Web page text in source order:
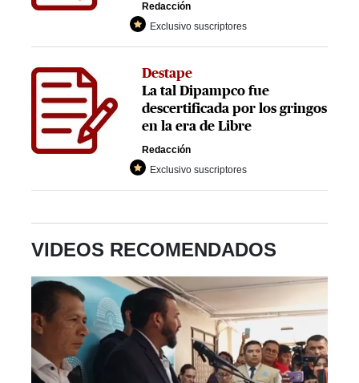
Redacción
Exclusivo suscriptores
Destape
La tal Dipampco fue
descertificada por los gringos
en la era de Libre
Redacción
Exclusivo suscriptores
VIDEOS RECOMENDADOS